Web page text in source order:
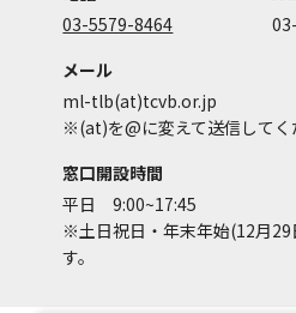
03-5579-8464
メール
ml-tlb(at)tcvb.or.jp
※(at)を@に変えて送信してく
窓口開設時間
平日 9:00~17:45
※土日祝日・年末年始(12月29
す。